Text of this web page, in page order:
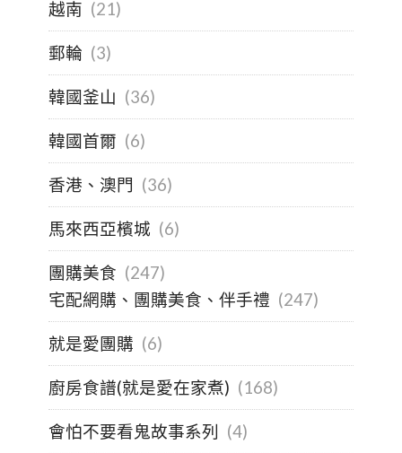
越南 (21)
郵輪 (3)
韓國釜山 (36)
韓國首爾 (6)
香港、澳門 (36)
馬來西亞檳城 (6)
團購美食 (247)
宅配網購、團購美食、伴手禮 (247)
就是愛團購 (6)
廚房食譜(就是愛在家煮) (168)
會怕不要看鬼故事系列 (4)